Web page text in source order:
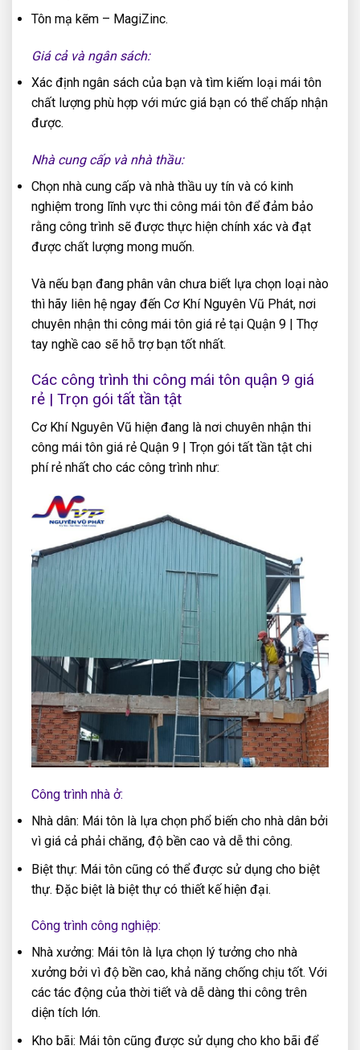
Tôn mạ kẽm – MagiZinc.
Giá cả và ngân sách:
Xác định ngân sách của bạn và tìm kiếm loại mái tôn
chất lượng phù hợp với mức giá bạn có thể chấp nhận
được.
Nhà cung cấp và nhà thầu:
Chọn nhà cung cấp và nhà thầu uy tín và có kinh
nghiệm trong lĩnh vực thi công mái tôn để đảm bảo
rằng công trình sẽ được thực hiện chính xác và đạt
được chất lượng mong muốn.
Và nếu bạn đang phân vân chưa biết lựa chọn loại nào
thì hãy liên hệ ngay đến Cơ Khí Nguyên Vũ Phát, nơi
chuyên nhận thi công mái tôn giá rẻ tại Quận 9 | Thợ
tay nghề cao sẽ hỗ trợ bạn tốt nhất.
Các công trình thi công mái tôn quận 9 giá
rẻ | Trọn gói tất tần tật
Cơ Khí Nguyên Vũ hiện đang là nơi chuyên nhận thi
công mái tôn giá rẻ Quận 9 | Trọn gói tất tần tật chi
phí rẻ nhất cho các công trình như:
Công trình nhà ở:
Nhà dân: Mái tôn là lựa chọn phổ biến cho nhà dân bởi
vì giá cả phải chăng, độ bền cao và dễ thi công.
Biệt thự: Mái tôn cũng có thể được sử dụng cho biệt
thự. Đặc biệt là biệt thự có thiết kế hiện đại.
Công trình công nghiệp:
Nhà xưởng: Mái tôn là lựa chọn lý tưởng cho nhà
xưởng bởi vì độ bền cao, khả năng chống chịu tốt. Với
các tác động của thời tiết và dễ dàng thi công trên
diện tích lớn.
Kho bãi: Mái tôn cũng được sử dụng cho kho bãi để